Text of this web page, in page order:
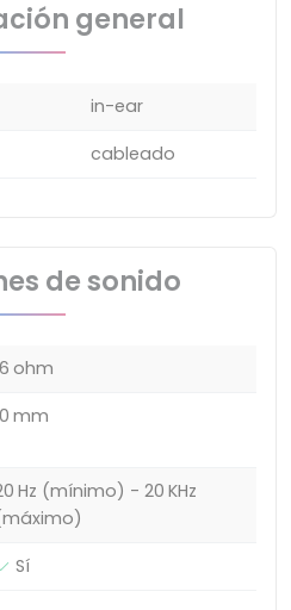
general
in-ear
cableado
de sonido
ohm
mm
Hz (mínimo) - 20 KHz
Sí